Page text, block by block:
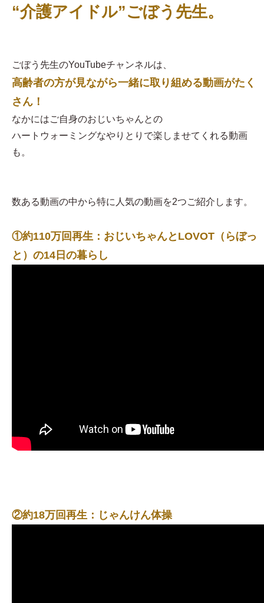
“介護アイドル”ごぼう先生。
ごぼう先生のYouTubeチャンネルは、
高齢者の方が見ながら一緒に取り組める動画がたく
さん！
なかにはご自身のおじいちゃんとの
ハートウォーミングなやりとりで楽しませてくれる動画
も。
数ある動画の中から特に人気の動画を2つご紹介します。
①約110万回再生：おじいちゃんとLOVOT（らぼっ
と）の14日の暮らし
②約18万回再生：じゃんけん体操